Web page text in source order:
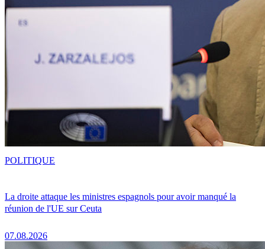
La droite attaque les ministres espagnols pour avoir manqué la
réunion de l'UE sur Ceuta
07.08.2026
POLITIQUE